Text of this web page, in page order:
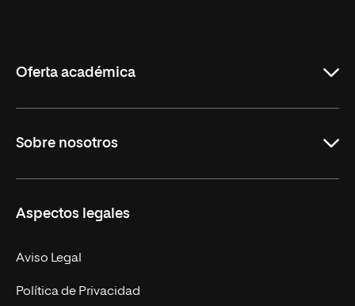
Oferta académica
Másteres Oficiales
Doctorados
Experto Universitario
Postgrados
Sobre nosotros
Facultades
Nuestro Equipo
Trabaja en UNIR
Aspectos legales
Aviso Legal
Política de Privacidad